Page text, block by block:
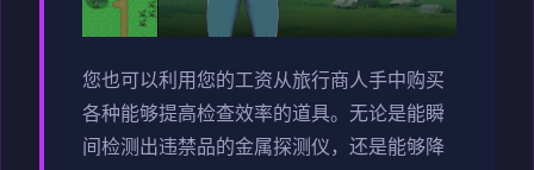
您也可以利用您的工资从旅行商人手中购买
各种能够提高检查效率的道具。无论是能瞬
间检测出违禁品的金属探测仪，还是能够降